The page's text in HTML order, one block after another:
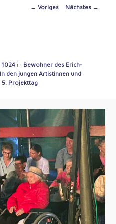
Image
← Voriges Nächstes →
1024 in Bewohner des Erich-
den jungen Artistinnen und
5. Projekttag